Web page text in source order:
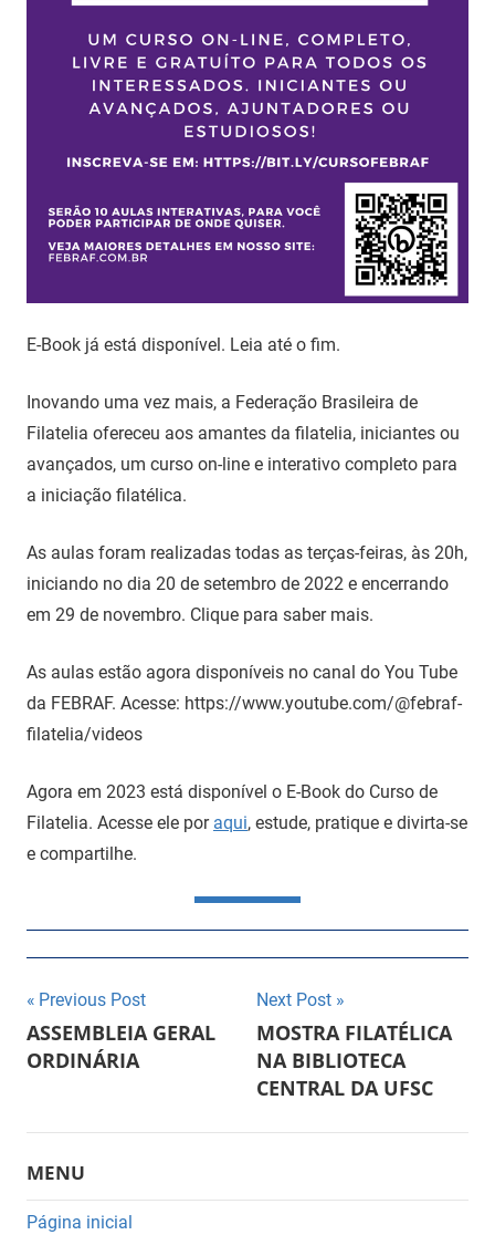
E-Book já está disponível. Leia até o fim.
Inovando uma vez mais, a Federação Brasileira de
Filatelia ofereceu aos amantes da filatelia, iniciantes ou
avançados, um curso on-line e interativo completo para
a iniciação filatélica.
As aulas foram realizadas todas as terças-feiras, às 20h,
iniciando no dia 20 de setembro de 2022 e encerrando
em 29 de novembro. Clique para saber mais.
As aulas estão agora disponíveis no canal do You Tube
da FEBRAF. Acesse: https://www.youtube.com/@febraf-
filatelia/videos
Agora em 2023 está disponível o E-Book do Curso de
Filatelia. Acesse ele por aqui, estude, pratique e divirta-se
e compartilhe.
Navegação
de
Previous Post
ASSEMBLEIA GERAL
ORDINÁRIA
Next Post
MOSTRA FILATÉLICA
NA BIBLIOTECA
CENTRAL DA UFSC
MENU
Página inicial